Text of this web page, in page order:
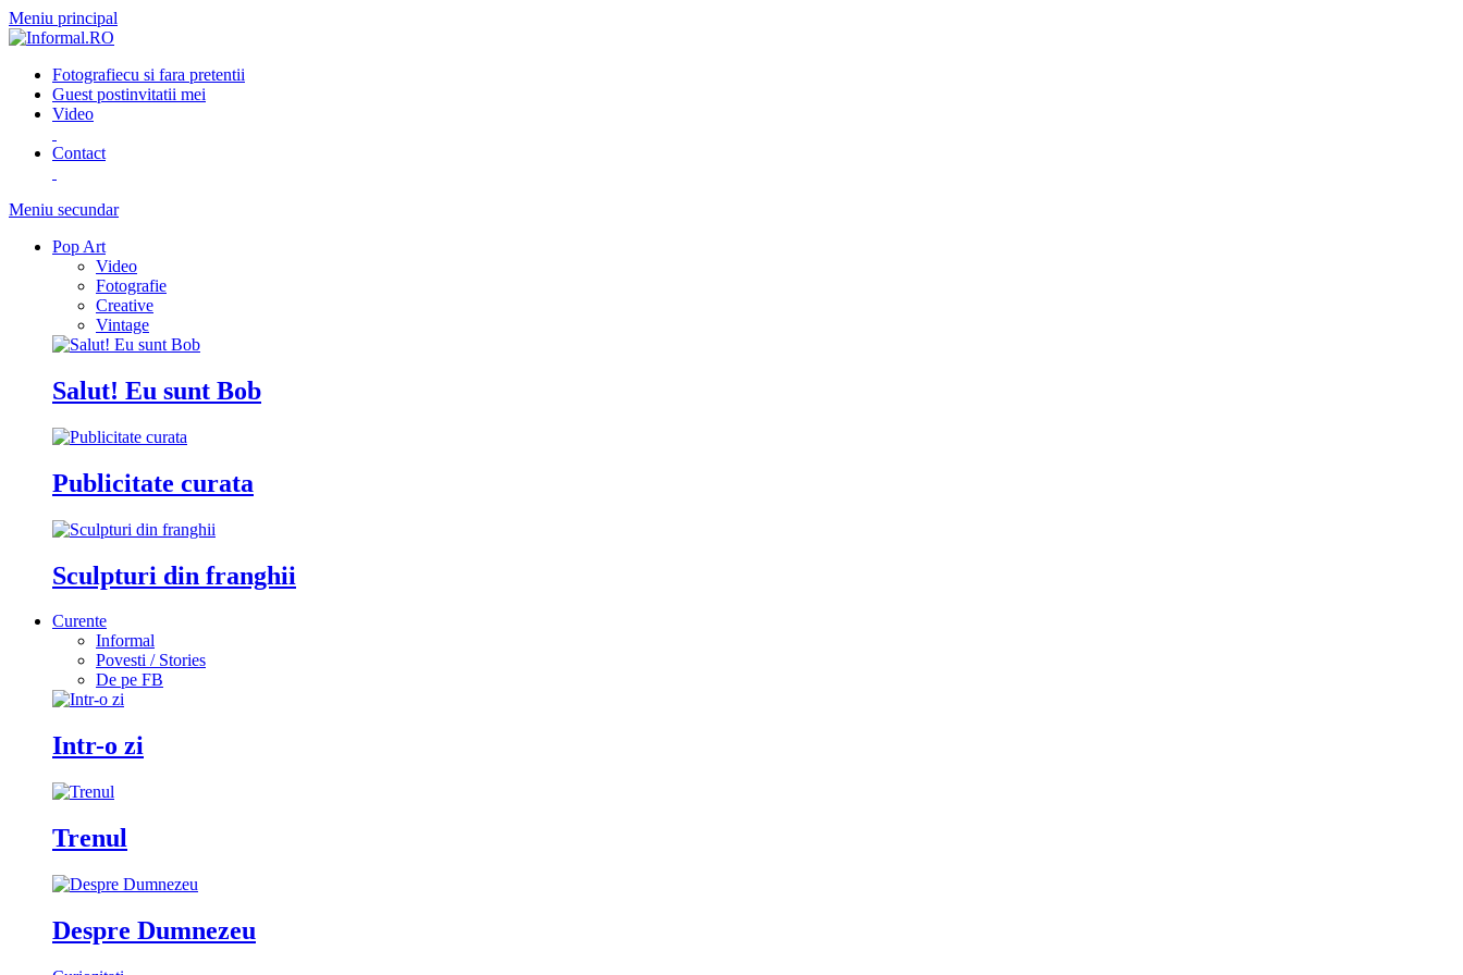
Meniu principal
Fotografiecu si fara pretentii
Guest postinvitatii mei
Video
Contact
Meniu secundar
Pop Art
Video
Fotografie
Creative
Vintage
Salut! Eu sunt Bob
Publicitate curata
Sculpturi din franghii
Curente
Informal
Povesti / Stories
De pe FB
Intr-o zi
Trenul
Despre Dumnezeu